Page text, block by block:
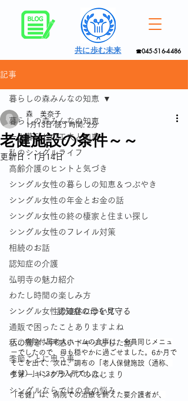
☎045-516-4486
共に歩む未来
記事
暮らしの森みんなの知恵
一人暮らしの工夫と知恵
私のシングルライフ
高齢介護のヒントと気づき
シングル女性の暮らしの知恵＆つぶやき
シングル女性の年金とお金の話
シングル女性の終の棲家と住まい探し
シングル女性のフレイル対策
相続のお話
認知症の介護
弘明寺の魅力紹介
わたし時間の楽しみ方
シングル女性の連休について
通販で困ったことありますよね
私の驚き・戸惑いドキッとした話
季節ごとに思う事
ウォーキングライフのはじまり
シングルならではの食の悩み
暮らしの森みんなの知恵
老健施設の条件～～
森 美奈子
1月13日 読了時間: 2分
更新日： 1月14日
認知症の母を見守る
天〇病院付属老人ホームの食事は、全員同じメニュ
ーでしたので、母も穏やかに過ごせました。6か月で
そこを出て、次は、調布の「老人保健施設（通称、
老健）」に3か月入所でした。
「老健」は、病院での治療を終えた要介護者が、